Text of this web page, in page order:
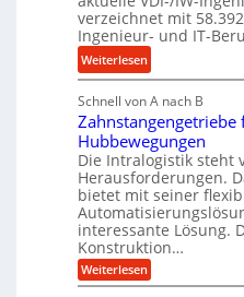
d
r
a
u
k
i
m
V
e
r
g
l
g
l
e
b
i
g
e
K
u
g
e
l
g
e
s
t
e
i
g
r
t
U
m
s
a
t
z
verzeichnet mit
Ingenieur- und IT-
Weiterlesen:
M
e
h
r
A
r
b
e
i
t
s
Schnell von A nach B
Zahnstangengetriebe
Hubbewegungen
Die Intralogistik steht
Herausforderungen.
bietet mit seiner
interessante Lösung.
Konstruktion…
Weiterlesen:
Z